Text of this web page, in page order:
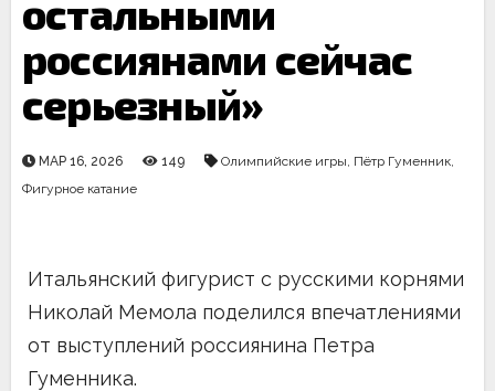
остальными
россиянами сейчас
серьезный»
МАР 16, 2026 149 Олимпийские игры, Пётр Гуменник,
Фигурное катание
Итальянский фигурист с русскими корнями
Николай Мемола поделился впечатлениями
от выступлений россиянина Петра
Гуменника.